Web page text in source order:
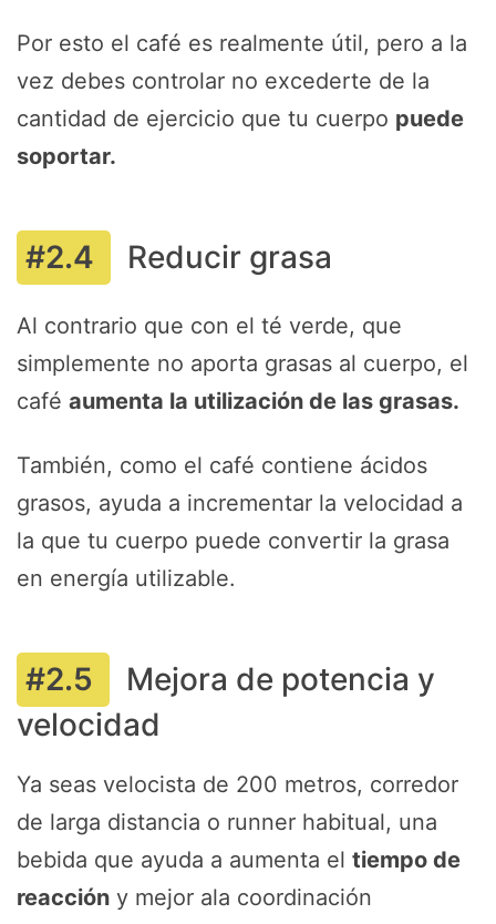
Por esto el café es realmente útil, pero a la
vez debes controlar no excederte de la
cantidad de ejercicio que tu cuerpo puede
soportar.
Reducir grasa
Al contrario que con el té verde, que
simplemente no aporta grasas al cuerpo, el
café aumenta la utilización de las grasas.
También, como el café contiene ácidos
grasos, ayuda a incrementar la velocidad a
la que tu cuerpo puede convertir la grasa
en energía utilizable.
Mejora de potencia y
velocidad
Ya seas velocista de 200 metros, corredor
de larga distancia o runner habitual, una
bebida que ayuda a aumenta el tiempo de
reacción y mejor ala coordinación